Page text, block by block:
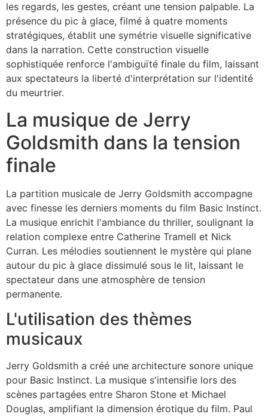
les regards, les gestes, créant une tension palpable. La
présence du pic à glace, filmé à quatre moments
stratégiques, établit une symétrie visuelle significative
dans la narration. Cette construction visuelle
sophistiquée renforce l'ambiguïté finale du film, laissant
aux spectateurs la liberté d'interprétation sur l'identité
du meurtrier.
La musique de Jerry
Goldsmith dans la tension
finale
La partition musicale de Jerry Goldsmith accompagne
avec finesse les derniers moments du film Basic Instinct.
La musique enrichit l'ambiance du thriller, soulignant la
relation complexe entre Catherine Tramell et Nick
Curran. Les mélodies soutiennent le mystère qui plane
autour du pic à glace dissimulé sous le lit, laissant le
spectateur dans une atmosphère de tension
permanente.
L'utilisation des thèmes
musicaux
Jerry Goldsmith a créé une architecture sonore unique
pour Basic Instinct. La musique s'intensifie lors des
scènes partagées entre Sharon Stone et Michael
Douglas, amplifiant la dimension érotique du film. Paul